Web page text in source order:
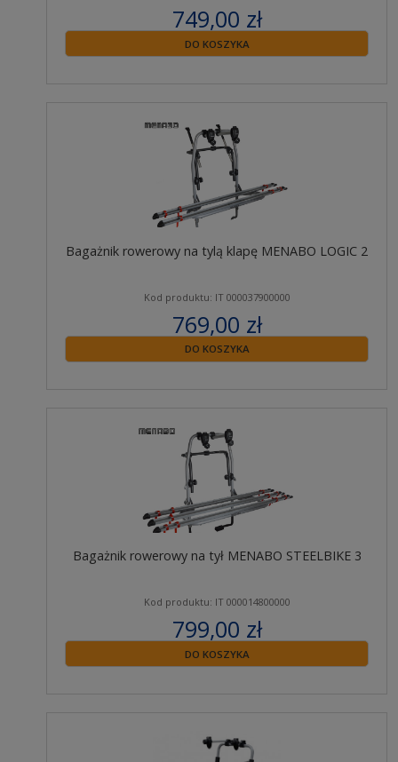
749,00 zł
zawiera 23% VAT
DO KOSZYKA
Bagażnik rowerowy na tylą klapę MENABO LOGIC 2
Kod produktu: IT 000037900000
769,00 zł
zawiera 23% VAT
DO KOSZYKA
Bagażnik rowerowy na tył MENABO STEELBIKE 3
Kod produktu: IT 000014800000
799,00 zł
zawiera 23% VAT
DO KOSZYKA